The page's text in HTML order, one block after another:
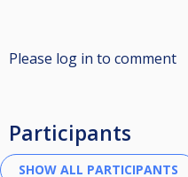
Please log in to comment
Participants